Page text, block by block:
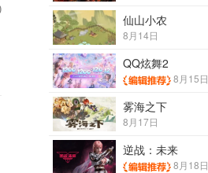
仙山小农
8月14日
QQ炫舞2
8月15日
雾海之下
8月17日
逆战：未来
8月18日